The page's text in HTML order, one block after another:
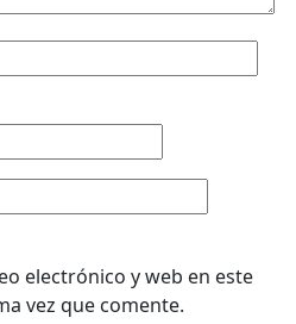
electrónico y web en este
vez que comente.